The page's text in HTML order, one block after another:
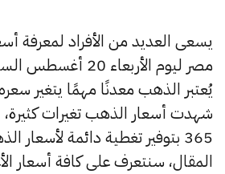
يسعى العديد من الأفراد لمعرفة
يُعتبر الذهب معدنًا مهمًا يتغير
شهدت أسعار الذهب تغيرات
365 بتوفير تغطية دائمة لأسعار
المقال، سنتعرف على كافة أسعار